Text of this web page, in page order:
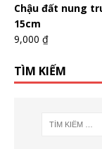
Chậu đất nung
15cm
9,000 ₫
TÌM KIẾM